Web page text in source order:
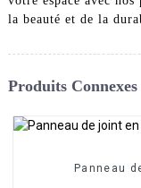
la beauté et de la
Produits Connexes
Panneau